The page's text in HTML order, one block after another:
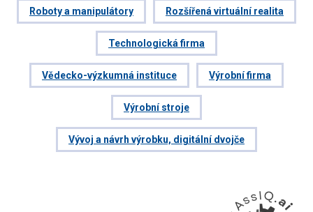
Roboty a manipulátory Rozšířená virtuální realita
Technologická firma
Vědecko-výzkumná instituce Výrobní firma
Výrobní stroje
Vývoj a návrh výrobku, digitální dvojče